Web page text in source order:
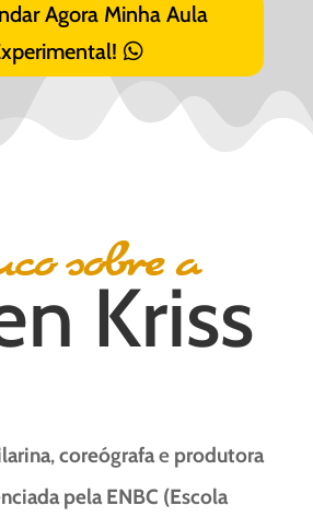
Agora Minha Aula
sobre a
Kriss
,coreógrafae produtora
pela ENBC (Escola